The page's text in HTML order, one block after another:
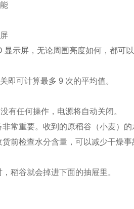
显示屏，无论周围亮度如何，都可以
即可计算最多 9 次的平均值。
有任何操作，电源将自动关闭。
常重要。收到的原稻谷（小麦）
前检查水分含量，可以减少干燥事
稻谷就会掉进下面的抽屉里。